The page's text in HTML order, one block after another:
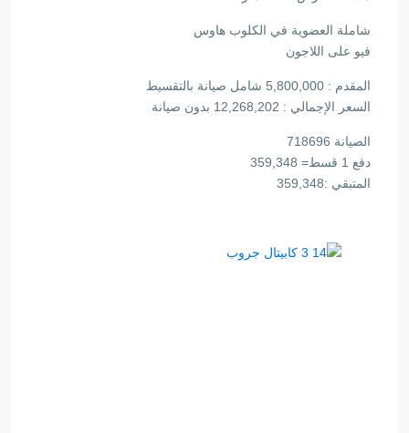
شاملة العضوية في الكلوب هاوس
فيو على اللاجون
المقدم : 5,800,000 شامل صيانة بالتقسيط
السعر الإجمالي : 12,268,202 بدون صيانة
الصيانة 718696
دفع 1 قسط= 359,348
المتبقي :359,348